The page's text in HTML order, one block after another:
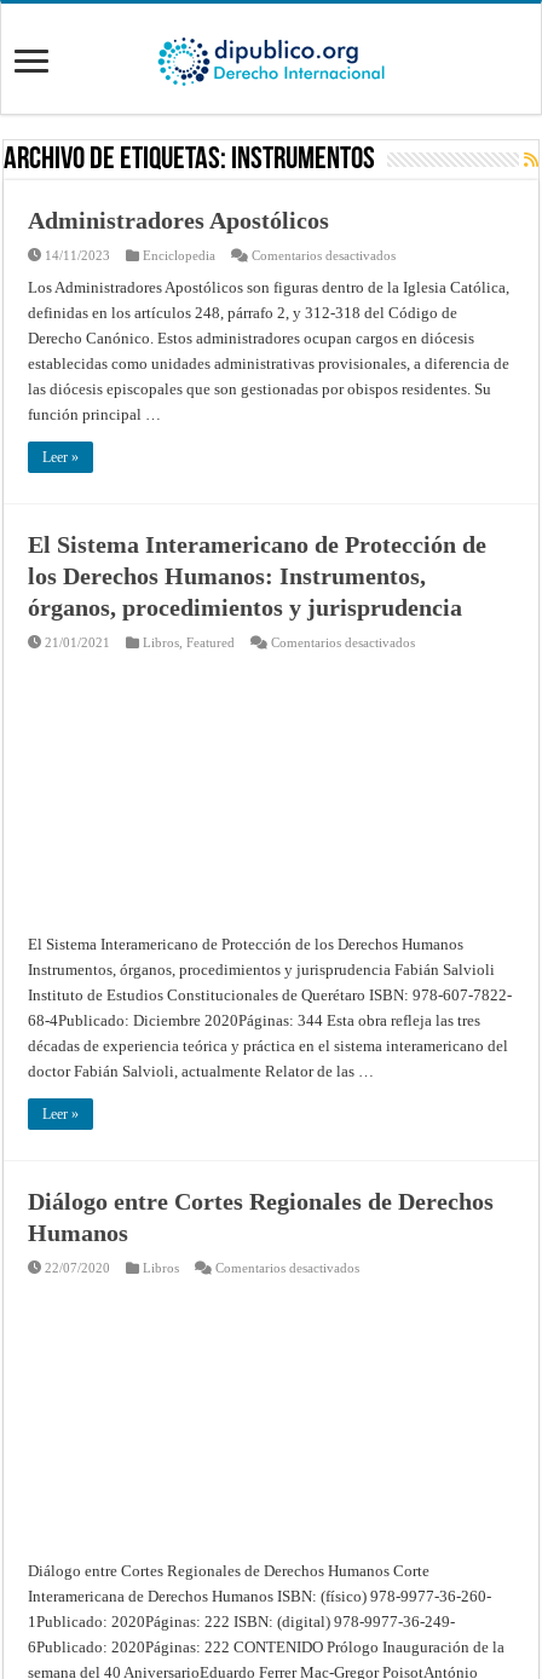
Archivo de Etiquetas: Instrumentos
Administradores Apostólicos
14/11/2023 Enciclopedia Comentarios desactivadosen
Apostólicos
Los Administradores Apostólicos son figuras dentro de la Iglesia Católica,
definidas en los artículos 248, párrafo 2, y 312-318 del Código de
Derecho Canónico. Estos administradores ocupan cargos en diócesis
establecidas como unidades administrativas provisionales, a diferencia de
las diócesis episcopales que son gestionadas por obispos residentes. Su
función principal …
Leer »
El Sistema Interamericano de Protección de
los Derechos Humanos: Instrumentos,
órganos, procedimientos y jurisprudencia
21/01/2021 Libros ,Featured Comentarios desactivadosen
El Sistema Interamericano de Protección de los Derechos Humanos
Instrumentos, órganos, procedimientos y jurisprudencia Fabián Salvioli
Instituto de Estudios Constitucionales de Querétaro ISBN: 978-607-7822-
68-4Publicado: Diciembre 2020Páginas: 344 Esta obra refleja las tres
décadas de experiencia teórica y práctica en el sistema interamericano del
doctor Fabián Salvioli, actualmente Relator de las …
Leer »
Diálogo entre Cortes Regionales de Derechos
Humanos
22/07/2020 Libros Comentarios desactivadosen
Diálogo entre Cortes Regionales de Derechos Humanos Corte
Interamericana de Derechos Humanos ISBN: (físico) 978-9977-36-260-
1Publicado: 2020Páginas: 222 ISBN: (digital) 978-9977-36-249-
6Publicado: 2020Páginas: 222 CONTENIDO Prólogo Inauguración de la
semana del 40 AniversarioEduardo Ferrer Mac-Gregor PoisotAntónio